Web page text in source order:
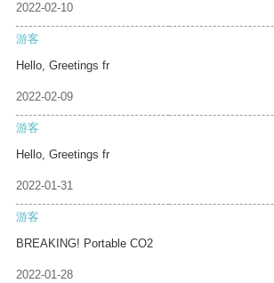
2022-02-10
游客
Hello, Greetings fr
2022-02-09
游客
Hello, Greetings fr
2022-01-31
游客
BREAKING! Portable CO2
2022-01-28